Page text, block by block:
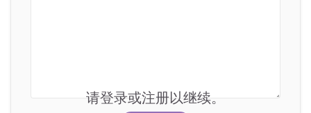
请登录或注册以继续。